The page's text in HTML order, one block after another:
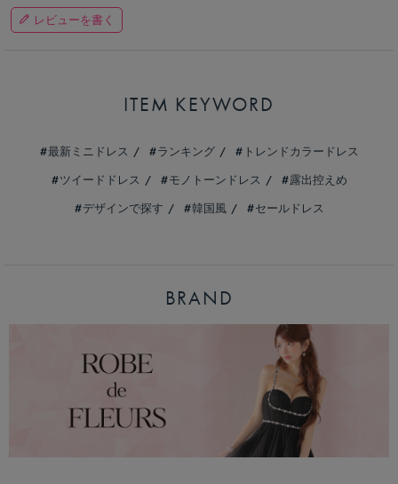
レビューを書く
ITEM KEYWORD
最新ミニドレス ランキング
トレンドカラードレス
ツイードドレス
モノトーンドレス
露出控えめ
デザインで探す
韓国風 セールドレス
BRAND